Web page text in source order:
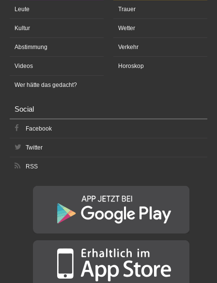
Leute
Kultur
Abstimmung
Videos
Wer hätte das gedacht?
Trauer
Wetter
Verkehr
Horoskop
Social
Facebook
Twitter
RSS